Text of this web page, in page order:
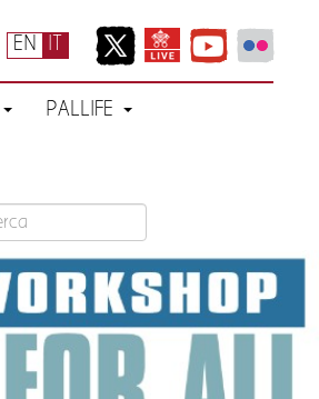
IT
EN
PALLIFE